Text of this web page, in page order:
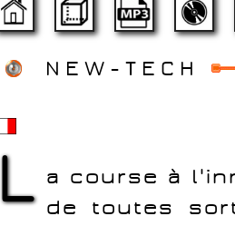
NEW-TECH
L a course à
de toutes